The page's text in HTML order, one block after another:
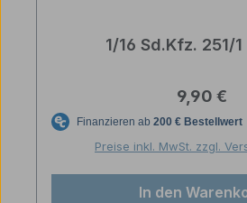
1/16 Sd.Kfz. 251/
Regulärer
9,90 €
Preise inkl. MwSt. zzgl.
In den